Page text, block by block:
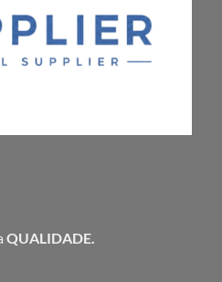
QUALIDADE.